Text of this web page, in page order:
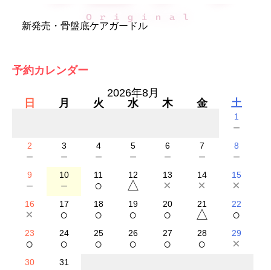
新発売・骨盤底ケアガードル
予約カレンダー
2026年8月
日
月 火 水 木 金 土
1
－
2
－
3
－
4
－
5
－
6
－
7
－
8
－
9
－
10
－
11
○
12
△
13
×
14
×
15
×
16
×
17
○
18
○
19
○
20
○
21
△
22
○
23
○
24
○
25
○
26
○
27
○
28
○
29
×
30 31